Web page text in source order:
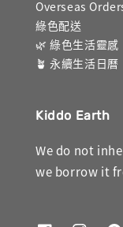
Overseas
綠色配送
🌿 綠色生活靈感
🪴 永續生活日曆
Kiddo Earth
We do not
we borrow it